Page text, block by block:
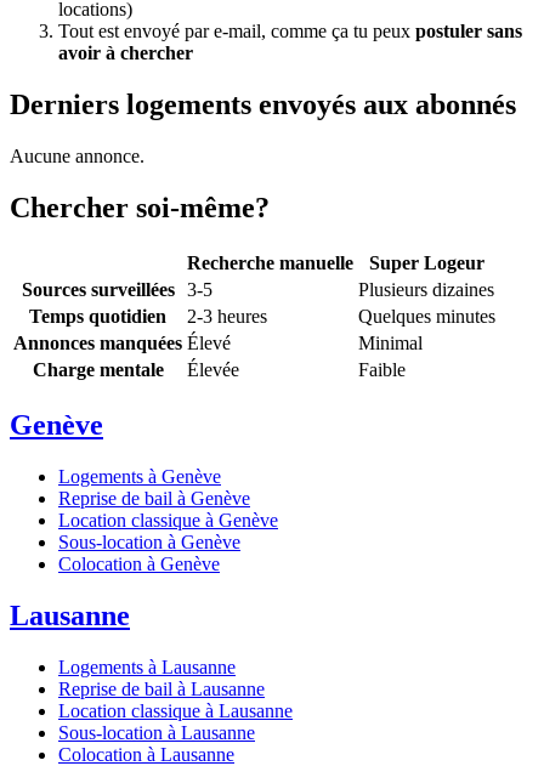
locations)
Tout est envoyé par e-mail, comme ça tu peux postuler sans
avoir à chercher
Derniers logements envoyés aux abonnés
Aucune annonce.
Chercher soi-même?
Recherche manuelle
Super Logeur
Sources surveillées
3-5
Plusieurs dizaines
Temps quotidien
2-3 heures
Quelques minutes
Annonces manquées Élevé
Minimal
Charge mentale
Élevée Faible
Genève
Logements à Genève
Reprise de bail à Genève
Location classique à Genève
Sous-location à Genève
Colocation à Genève
Lausanne
Logements à Lausanne
Reprise de bail à Lausanne
Location classique à Lausanne
Sous-location à Lausanne
Colocation à Lausanne